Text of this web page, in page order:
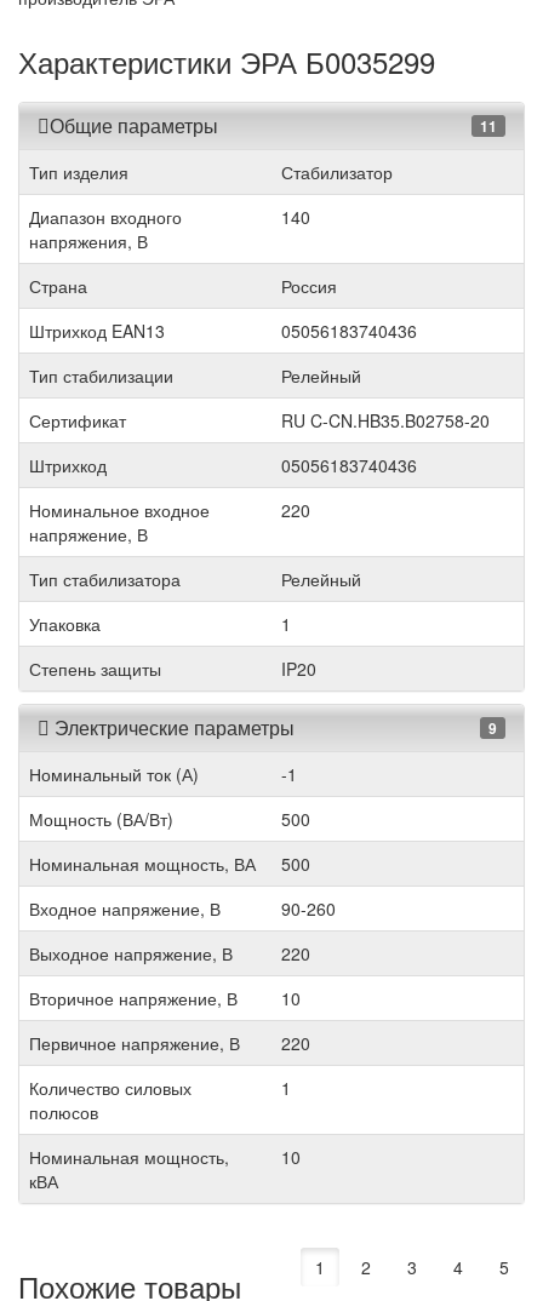
Характеристики ЭРА Б0035299
Общие параметры 11
Тип изделия
Стабилизатор
Диапазон входного
напряжения, В
140
Страна
Россия
Штрихкод EAN13
05056183740436
Тип стабилизации
Релейный
Сертификат
RU C-CN.HB35.B02758-20
Штрихкод
05056183740436
Номинальное входное
напряжение, В
220
Тип стабилизатора
Релейный
Упаковка
1
Степень защиты
IP20
Электрические параметры 9
Номинальный ток (А)
-1
Мощность (ВА/Вт)
500
Номинальная мощность, ВА
500
Входное напряжение, В
90-260
Выходное напряжение, В
220
Вторичное напряжение, В
10
Первичное напряжение, В
220
Количество силовых
полюсов
1
Номинальная мощность,
кВА
10
Похожие товары 1 2 3 4 5